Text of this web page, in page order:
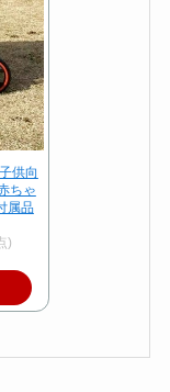
供向
ちゃ
属品
)